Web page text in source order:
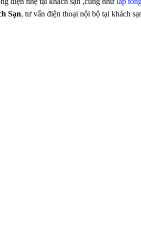
Sạn, tư vấn điện thoại nội bộ tại khách